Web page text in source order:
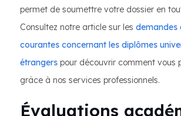
permet de soumettre votre dossier en
Consultez notre article sur les demandes
courantes concernant les diplômes
étrangers pour découvrir comment vous
grâce à nos services professionnels.
Évaluations